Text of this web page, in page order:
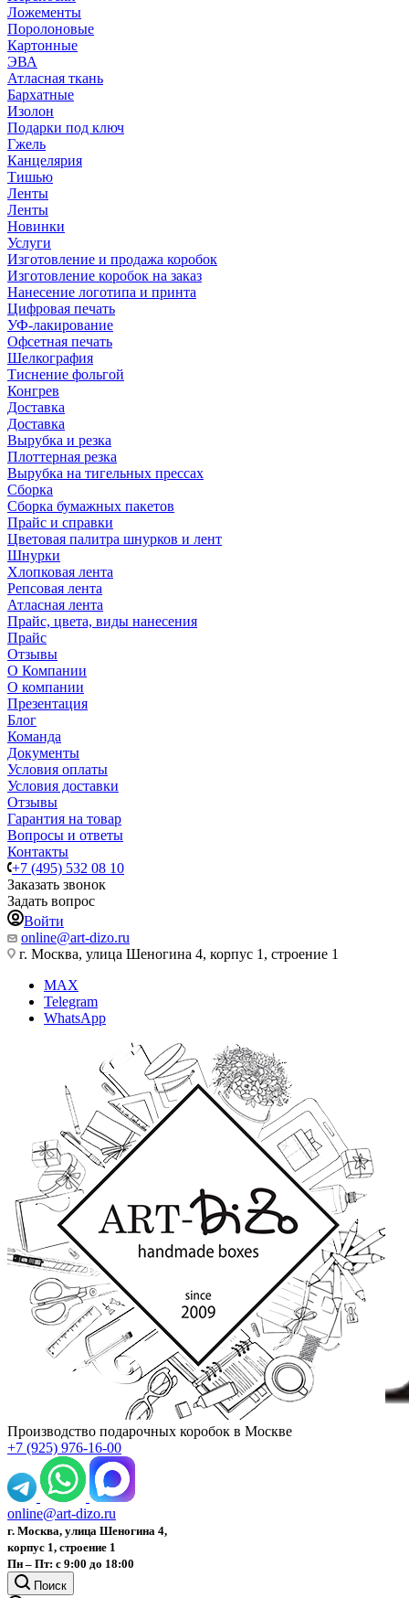
Ложементы
Поролоновые
Картонные
ЭВА
Атласная ткань
Бархатные
Изолон
Подарки под ключ
Гжель
Канцелярия
Тишью
Ленты
Ленты
Новинки
Услуги
Изготовление и продажа коробок
Изготовление коробок на заказ
Нанесение логотипа и принта
Цифровая печать
УФ-лакирование
Офсетная печать
Шелкография
Тиснение фольгой
Конгрев
Доставка
Доставка
Вырубка и резка
Плоттерная резка
Вырубка на тигельных прессах
Сборка
Сборка бумажных пакетов
Прайс и справки
Цветовая палитра шнурков и лент
Шнурки
Хлопковая лента
Репсовая лента
Атласная лента
Прайс, цвета, виды нанесения
Прайс
Отзывы
О Компании
О компании
Презентация
Блог
Команда
Документы
Условия оплаты
Условия доставки
Отзывы
Гарантия на товар
Вопросы и ответы
Контакты
+7 (495) 532 08 10
Заказать звонок
Задать вопрос
Войти
online@art-dizo.ru
г. Москва, улица Шеногина 4, корпус 1, строение 1
MAX
Telegram
WhatsApp
Производство подарочных коробок в Москве
+7 (925) 976-16-00
online@art-dizo.ru
г. Москва, улица Шеногина 4,
корпус 1, строение 1
Пн – Пт: с 9:00 до 18:00
Поиск